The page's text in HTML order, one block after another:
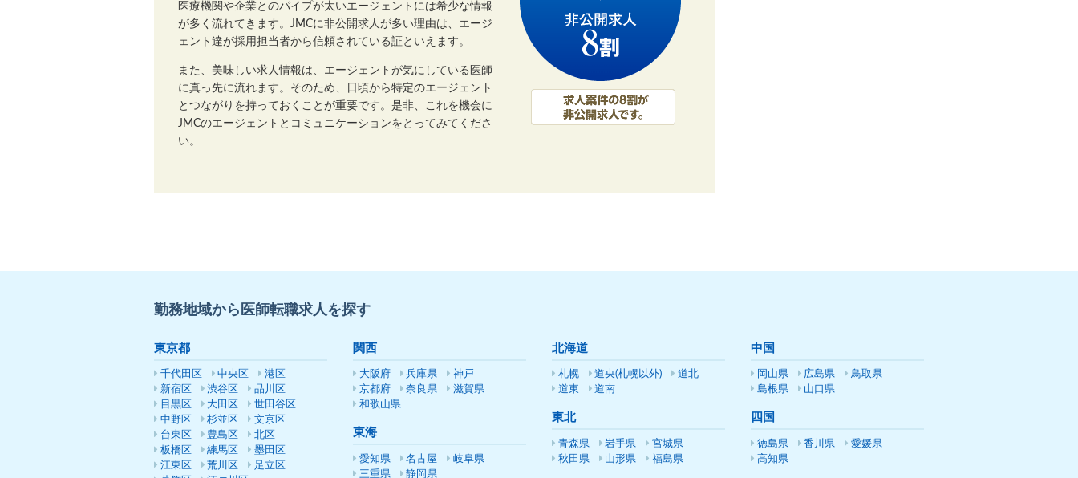
医療機関や企業とのパイプが太いエージェントには希少な情報
が多く流れてきます。JMCに非公開求人が多い理由は、エージ
ェント達が採用担当者から信頼されている証といえます。
また、美味しい求人情報は、エージェントが気にしている医師
に真っ先に流れます。そのため、日頃から特定のエージェント
とつながりを持っておくことが重要です。是非、これを機会に
JMCのエージェントとコミュニケーションをとってみてくださ
い。
勤務地域から医師転職求人を探す
東京都
千代田区 中央区
港区
新宿区
渋谷区
品川区
目黒区
大田区
世田谷区
中野区
杉並区
文京区
台東区
豊島区
北区
板橋区
練馬区
墨田区
江東区
荒川区
足立区
関西
大阪府 兵庫県
神戸
京都府
奈良県
滋賀県
和歌山県
東海
愛知県 名古屋
岐阜県
三重県
静岡県
北海道
札幌 道央(札幌以外)
道北
道東
道南
東北
青森県 岩手県
宮城県
秋田県
山形県 福島県
中国
岡山県 広島県
鳥取県
島根県
山口県
四国
徳島県 香川県
愛媛県
高知県